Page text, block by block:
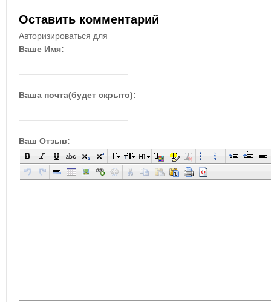
Оставить комментарий
Авторизироваться для
Ваше Имя:
Ваша почта(будет скрыто):
Ваш Отзыв: